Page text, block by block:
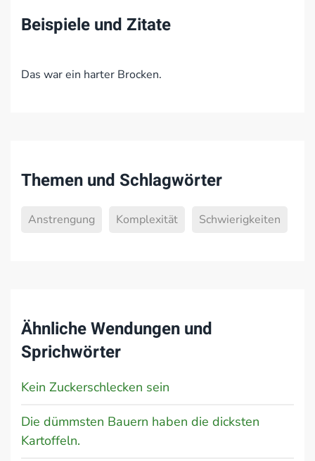
Beispiele und Zitate
Das war ein harter Brocken.
Themen und Schlagwörter
Anstrengung Komplexität Schwierigkeiten
Ähnliche Wendungen und
Sprichwörter
Kein Zuckerschlecken sein
Die dümmsten Bauern haben die dicksten
Kartoffeln.